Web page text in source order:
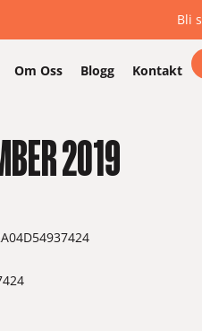
Bli
Om Oss Blogg Kontakt
2019